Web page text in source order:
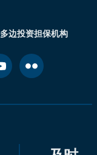
多边投资担保机构